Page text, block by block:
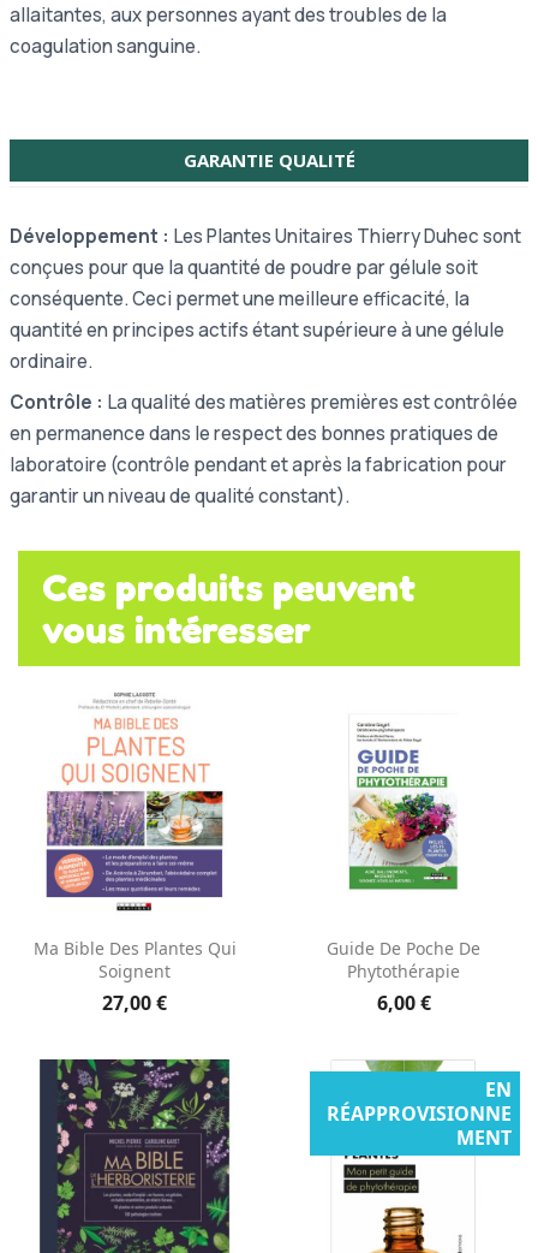
allaitantes, aux personnes ayant des troubles de la
coagulation sanguine.
GARANTIE QUALITÉ
Développement : Les Plantes Unitaires Thierry Duhec sont
conçues pour que la quantité de poudre par gélule soit
conséquente. Ceci permet une meilleure efficacité, la
quantité en principes actifs étant supérieure à une gélule
ordinaire.
Contrôle : La qualité des matières premières est contrôlée
en permanence dans le respect des bonnes pratiques de
laboratoire (contrôle pendant et après la fabrication pour
garantir un niveau de qualité constant).
Ces produits peuvent
vous intéresser
Ma Bible Des Plantes Qui
Soignent
27,00 €
Guide De Poche De
Phytothérapie
6,00 €
EN
RÉAPPROVISIONNE
MENT